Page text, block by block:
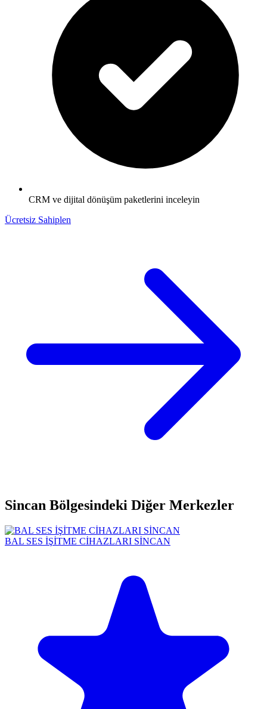
CRM ve dijital dönüşüm paketlerini inceleyin
Ücretsiz Sahiplen
Sincan Bölgesindeki Diğer Merkezler
BAL SES İŞİTME CİHAZLARI SİNCAN